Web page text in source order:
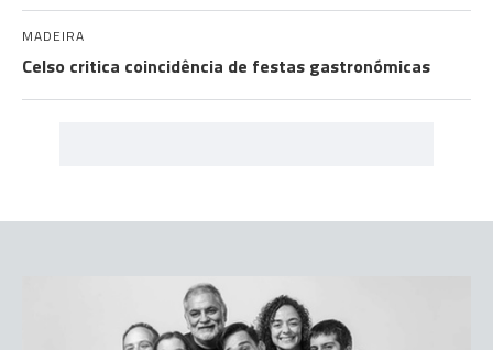
MADEIRA
Celso critica coincidência de festas gastronómicas